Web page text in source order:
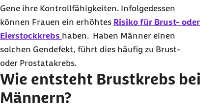
Gene ihre Kontrollfähigkeiten. Infolgedessen
können Frauen ein erhöhtes Risiko für Brust- oder
Eierstockkrebs haben. Haben Männer einen
solchen Gendefekt, führt dies häufig zu Brust-
oder Prostatakrebs.
Wie entsteht Brustkrebs bei
Männern?